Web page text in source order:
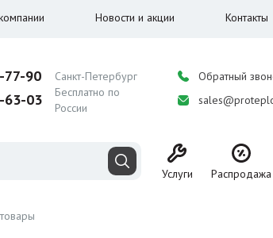
Новости и акции Контакты
77-90 Санкт-Петербург
63-03
Бесплатно по
России
Обратный
Услуги Распродажа